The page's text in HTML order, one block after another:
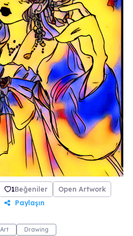
1Beğeniler
Open Artwork
Paylaşın
Art Drawing